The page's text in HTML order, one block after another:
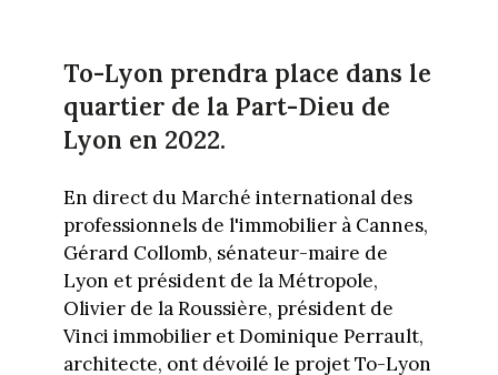
To-Lyon prendra place dans le
quartier de la Part-Dieu de
Lyon en 2022.
En direct du Marché international des
professionnels de l'immobilier à Cannes,
Gérard Collomb, sénateur-maire de
Lyon et président de la Métropole,
Olivier de la Roussière, président de
Vinci immobilier et Dominique Perrault,
architecte, ont dévoilé le projet To-Lyon